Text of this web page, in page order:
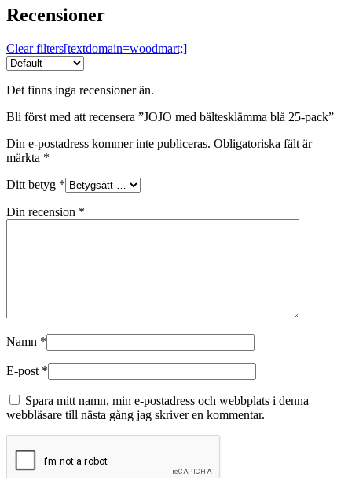
Recensioner
Clear filters[textdomain=woodmart;]
Det finns inga recensioner än.
Bli först med att recensera ”JOJO med bältesklämma blå 25-pack”
Din e-postadress kommer inte publiceras. Obligatoriska fält är
märkta *
Ditt betyg *
Din recension *
Namn *
E-post *
Spara mitt namn, min e-postadress och webbplats i denna
webbläsare till nästa gång jag skriver en kommentar.